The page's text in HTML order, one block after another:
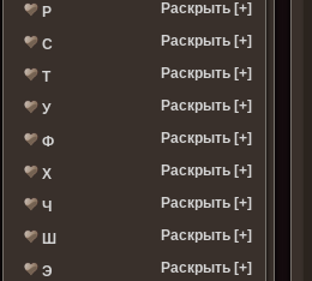
Р Раскрыть [+]
С Раскрыть [+]
Т Раскрыть [+]
У Раскрыть [+]
Ф Раскрыть [+]
Х Раскрыть [+]
Ч Раскрыть [+]
Ш Раскрыть [+]
Э Раскрыть [+]